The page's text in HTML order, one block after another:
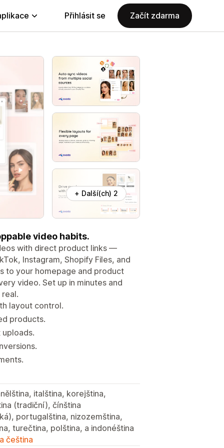
Přihlásit se Začít zdarma
+ Další(ch) 2
video habits.
with direct product links —
Instagram, Shopify Files, and
to your homepage and product
video. Set up in minutes and
layout control.
products.
italština, korejština,
(tradiční), čínština
portugalština, nizozemština,
turečtina, polština, a indonéština
čeština